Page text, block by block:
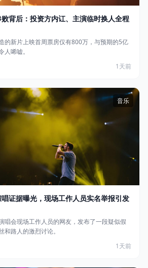
背后：投资方内讧、主演临时换人全程
的新片上映首周票房仅有800万，与预期的5亿
唏嘘。
1天前
音乐
证据曝光，现场工作人员实名举报引发
唱会现场工作人员的网友，发布了一段疑似假
路人的激烈讨论。
1天前